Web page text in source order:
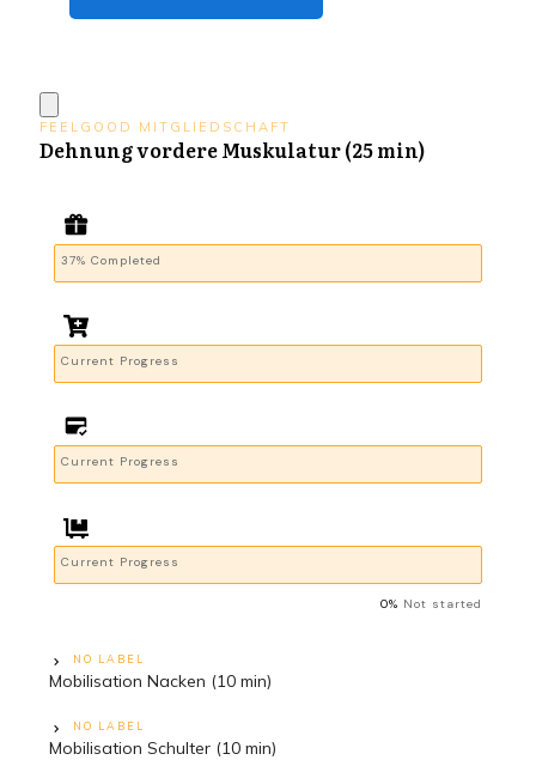
FEELGOOD MITGLIEDSCHAFT
Dehnung vordere Muskulatur (25 min)
37% Completed
Current Progress
Current Progress
Current Progress
0% Not started
NO LABEL
Mobilisation Nacken (10 min)
NO LABEL
Mobilisation Schulter (10 min)